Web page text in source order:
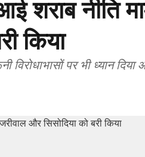
शराब नीति
किया
विरोधाभासों पर भी ध्यान